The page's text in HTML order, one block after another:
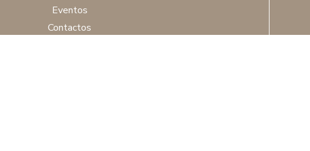
eventos
contactos